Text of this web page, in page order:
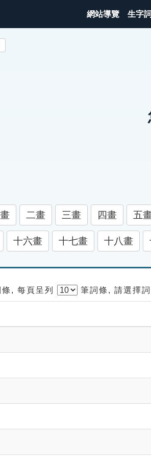
網站導覽 生字
二畫 三畫 四畫 五
十六畫 十七畫 十八畫
, 每頁呈列 筆詞條, 請選擇詞